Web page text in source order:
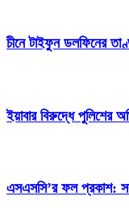
চীনে টাইফুন ডলফিনের
ইয়াবার বিরুদ্ধে
এসএসসি’র ফল প্রকাশ: